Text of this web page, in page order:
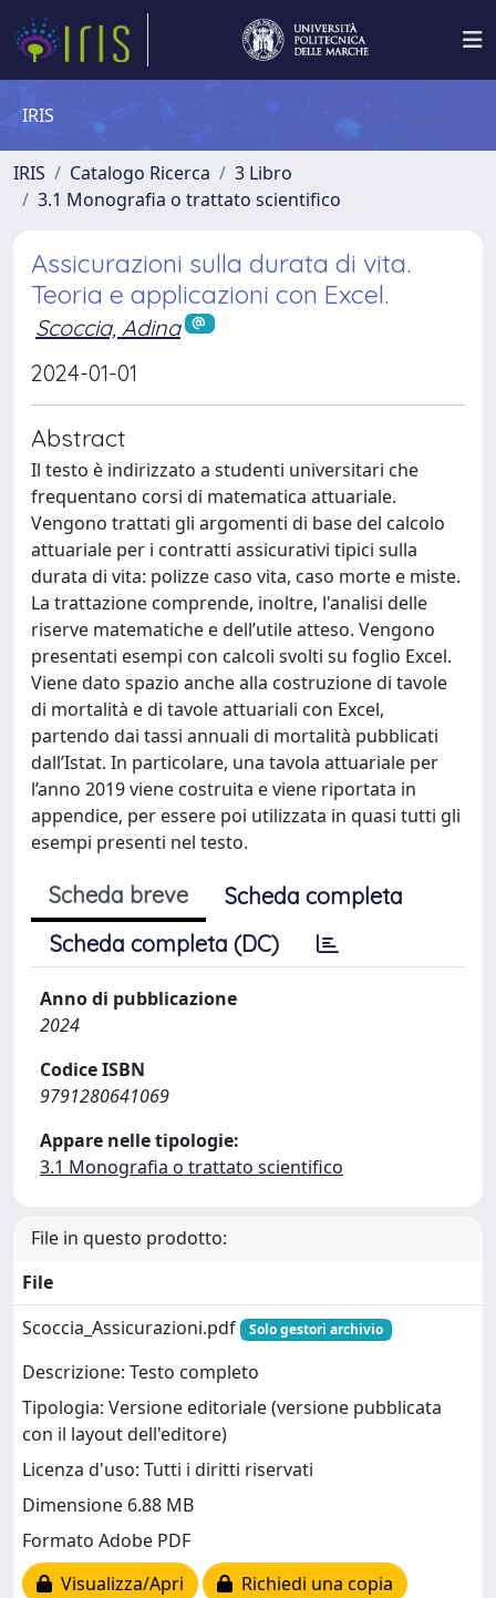
IRIS
IRIS Catalogo Ricerca
3 Libro
3.1 Monografia o trattato scientifico
Assicurazioni sulla durata di vita.
Teoria e applicazioni con Excel.
Scoccia, Adina
2024-01-01
Abstract
Il testo è indirizzato a studenti universitari che
frequentano corsi di matematica attuariale.
Vengono trattati gli argomenti di base del calcolo
attuariale per i contratti assicurativi tipici sulla
durata di vita: polizze caso vita, caso morte e miste.
La trattazione comprende, inoltre, l'analisi delle
riserve matematiche e dell’utile atteso. Vengono
presentati esempi con calcoli svolti su foglio Excel.
Viene dato spazio anche alla costruzione di tavole
di mortalità e di tavole attuariali con Excel,
partendo dai tassi annuali di mortalità pubblicati
dall’Istat. In particolare, una tavola attuariale per
l’anno 2019 viene costruita e viene riportata in
appendice, per essere poi utilizzata in quasi tutti gli
esempi presenti nel testo.
Scheda breve
Scheda completa
Scheda completa (DC)
Anno di pubblicazione
2024
Codice ISBN
9791280641069
Appare nelle tipologie:
3.1 Monografia o trattato scientifico
File in questo prodotto:
File
Scoccia_Assicurazioni.pdf
Solo gestori archivio
Descrizione: Testo completo
Tipologia: Versione editoriale (versione pubblicata
con il layout dell'editore)
Licenza d'uso: Tutti i diritti riservati
Dimensione 6.88 MB
Formato Adobe PDF
Visualizza/Apri
Richiedi una copia